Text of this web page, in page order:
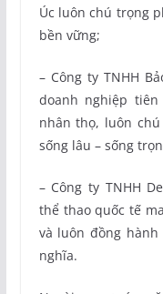
Úc luôn chú trọng
bền vững;
– Công ty TNHH
doanh nghiệp
nhân thọ, luôn
sống lâu – sống
– Công ty TNHH
thể thao quốc tế
và luôn đồng hành
nghĩa.